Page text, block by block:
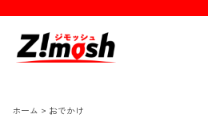
ホーム > おでかけ